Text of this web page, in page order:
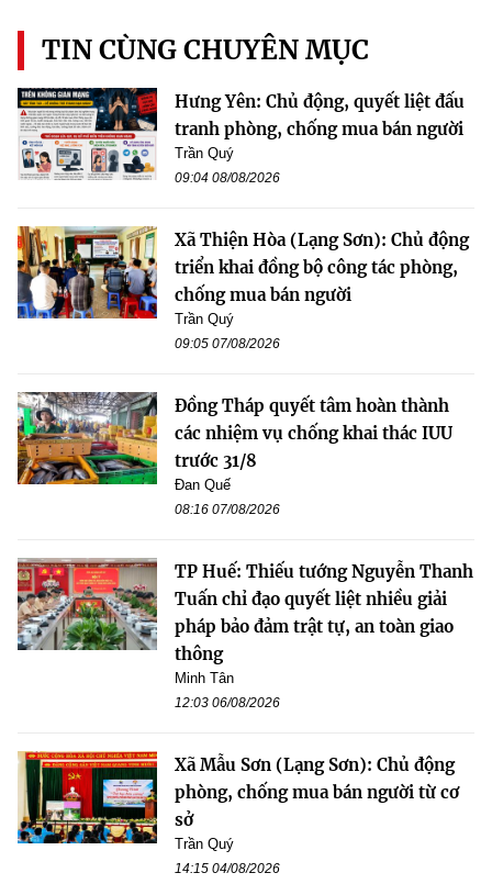
TIN CÙNG CHUYÊN MỤC
Hưng Yên: Chủ động, quyết liệt đấu
tranh phòng, chống mua bán người
Trần Quý
09:04 08/08/2026
Xã Thiện Hòa (Lạng Sơn): Chủ động
triển khai đồng bộ công tác phòng,
chống mua bán người
Trần Quý
09:05 07/08/2026
Đồng Tháp quyết tâm hoàn thành
các nhiệm vụ chống khai thác IUU
trước 31/8
Đan Quế
08:16 07/08/2026
TP Huế: Thiếu tướng Nguyễn Thanh
Tuấn chỉ đạo quyết liệt nhiều giải
pháp bảo đảm trật tự, an toàn giao
thông
Minh Tân
12:03 06/08/2026
Xã Mẫu Sơn (Lạng Sơn): Chủ động
phòng, chống mua bán người từ cơ
sở
Trần Quý
14:15 04/08/2026